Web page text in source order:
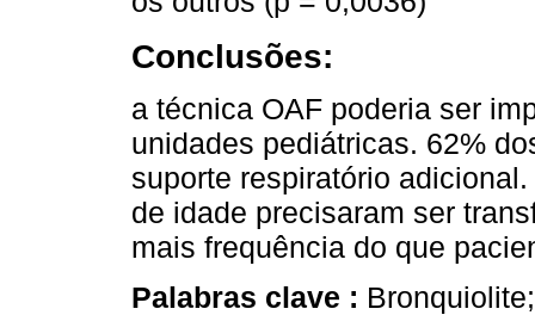
Conclusões:
a técnica OAF poderia ser
unidades pediátricas. 62%
suporte respiratório
de idade precisaram ser
mais frequência do que
Palabras clave :